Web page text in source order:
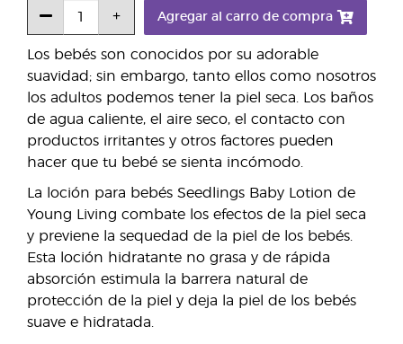
Los bebés son conocidos por su adorable
suavidad; sin embargo, tanto ellos como nosotros
los adultos podemos tener la piel seca. Los baños
de agua caliente, el aire seco, el contacto con
productos irritantes y otros factores pueden
hacer que tu bebé se sienta incómodo.
La loción para bebés Seedlings Baby Lotion de
Young Living combate los efectos de la piel seca
y previene la sequedad de la piel de los bebés.
Esta loción hidratante no grasa y de rápida
absorción estimula la barrera natural de
protección de la piel y deja la piel de los bebés
suave e hidratada.
Agregar al carro de compra